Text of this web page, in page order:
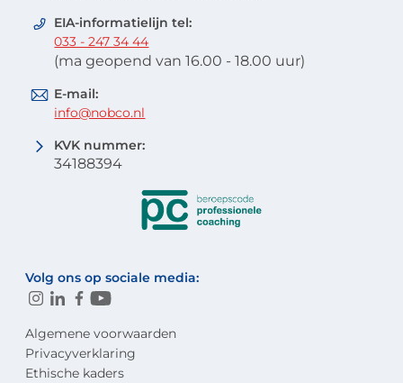
EIA-informatielijn tel:
033 - 247 34 44
(ma geopend van 16.00 - 18.00 uur)
E-mail:
info@nobco.nl
KVK nummer:
34188394
Volg ons op sociale media:
Algemene voorwaarden
Privacyverklaring
Ethische kaders